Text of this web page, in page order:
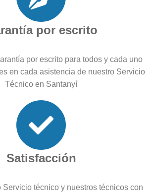
por escrito
por escrito para todos y cada uno
en cada asistencia de nuestro Servicio
Técnico en Santanyí
Satisfacción
Servicio técnico y nuestros técnicos con